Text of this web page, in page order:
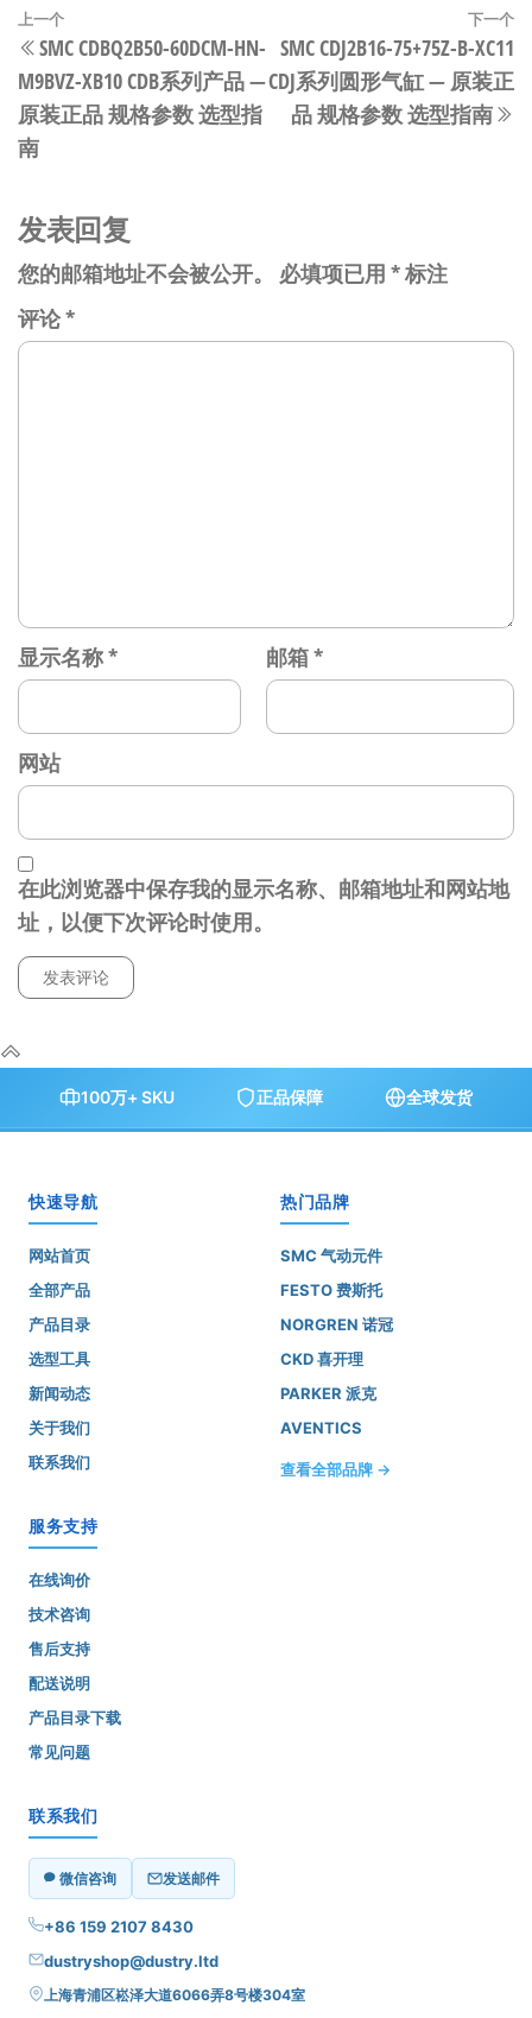
文
章
导
航
上
一
篇
文
章
上一个
SMC CDBQ2B50-60DCM-HN-
M9BVZ-XB10 CDB系列产品 —
原装正品 规格参数 选型指
南
下一个
SMC CDJ2B16-75+75Z-B-XC11
CDJ系列圆形气缸 — 原装正
品 规格参数 选型指南
发表回复
您的邮箱地址不会被公开。 必填项已用 *标注
评论*
显示名称* 邮箱*
网站
在此浏览器中保存我的显示名称、邮箱地址和网站地
址，以便下次评论时使用。
100万+ SKU 正品保障 全球发货
快速导航
网站首页
全部产品
产品目录
选型工具
新闻动态
关于我们
联系我们
热门品牌
SMC 气动元件
FESTO 费斯托
NORGREN 诺冠
CKD 喜开理
PARKER 派克
AVENTICS
查看全部品牌 →
服务支持
在线询价
技术咨询
售后支持
配送说明
产品目录下载
常见问题
联系我们
微信咨询 发送邮件
+86 159 2107 8430
dustryshop@dustry.ltd
上海青浦区崧泽大道6066弄8号楼304室